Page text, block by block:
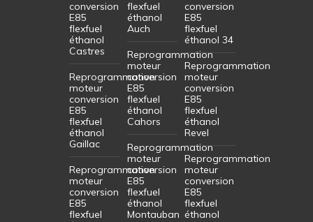
conversion
E85
flexfuel
éthanol
Castres
Reprogrammation
moteur
conversion
E85
flexfuel
éthanol
Gaillac
Reprogrammation
moteur
conversion
E85
flexfuel
flexfuel
éthanol
Auch
Reprogrammation
moteur
conversion
E85
flexfuel
éthanol
Cahors
Reprogrammation
moteur
conversion
E85
flexfuel
éthanol
Montauban
conversion
E85
flexfuel
éthanol 34
Reprogrammation
moteur
conversion
E85
flexfuel
éthanol
Revel
Reprogrammation
moteur
conversion
E85
flexfuel
éthanol